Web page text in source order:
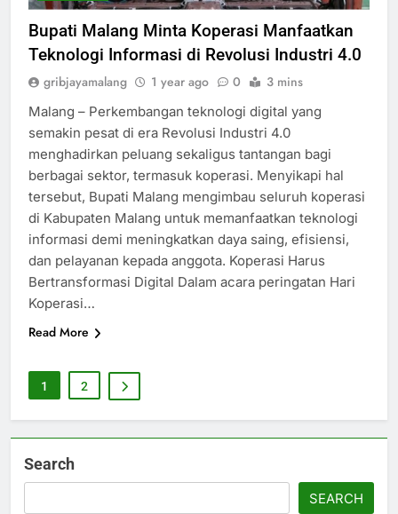
Bupati Malang Minta Koperasi Manfaatkan
Teknologi Informasi di Revolusi Industri 4.0
gribjayamalang 1 year ago 0 3 mins
Malang – Perkembangan teknologi digital yang
semakin pesat di era Revolusi Industri 4.0
menghadirkan peluang sekaligus tantangan bagi
berbagai sektor, termasuk koperasi. Menyikapi hal
tersebut, Bupati Malang mengimbau seluruh koperasi
di Kabupaten Malang untuk memanfaatkan teknologi
informasi demi meningkatkan daya saing, efisiensi,
dan pelayanan kepada anggota. Koperasi Harus
Bertransformasi Digital Dalam acara peringatan Hari
Koperasi…
Read More
1 2
Search
SEARCH